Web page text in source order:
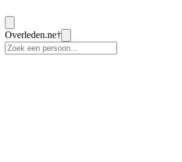
Overleden.ne†